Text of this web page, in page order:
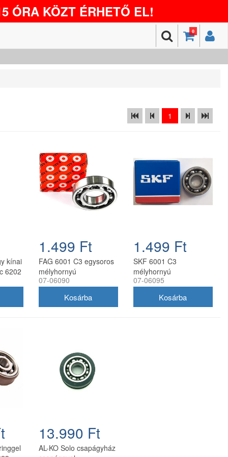
ÓRA KÖZT ÉRHETŐ EL!
0
1
kínai
6202
1.499 Ft
FAG 6001 C3 egysoros
mélyhornyú
golyóscsapágy 12x28x8
07-06090
1.499 Ft
SKF 6001 C3
mélyhornyú
golyóscsapágy
07-06095
13.990 Ft
AL-KO Solo csapágyház